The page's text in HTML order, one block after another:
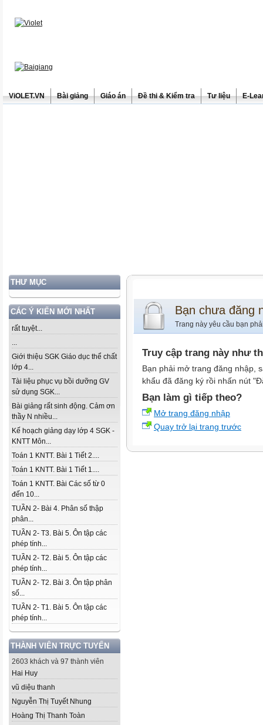
ViOLET.VN Bài giảng Giáo án Đề thi & Kiểm tra Tư liệu E-
THƯ MỤC
CÁC Ý KIẾN MỚI NHẤT
rất tuyệt...
...
Giới thiệu SGK Giáo dục thể chất
lớp 4...
Tài liệu phục vụ bồi dưỡng GV
sử dụng SGK...
Bài giảng rất sinh động. Cảm ơn
thầy N nhiều...
Kế hoạch giảng dạy lớp 4 SGK -
KNTT Môn...
Toán 1 KNTT. Bài 1 Tiết 2....
Toán 1 KNTT. Bài 1 Tiết 1....
Toán 1 KNTT. Bài Các số từ 0
đến 10...
TUẦN 2- Bài 4. Phân số thập
phân...
TUẦN 2- T3. Bài 5. Ôn tập các
phép tính...
TUẦN 2- T2. Bài 5. Ôn tập các
phép tính...
TUẦN 2- T2. Bài 3. Ôn tập phân
số...
TUẦN 2- T1. Bài 5. Ôn tập các
phép tính...
THÀNH VIÊN TRỰC TUYẾN
2603 khách và 97 thành viên
Hai Huy
vũ diệu thanh
Nguyễn Thị Tuyết Nhung
Hoàng Thị Thanh Toàn
Bạn chưa đăng
Trang này yêu cầu bạn
Truy cập trang này như
Bạn phải mở trang đăng nhập,
khẩu đã đăng ký rồi nhấn nút
Bạn làm gì tiếp theo?
Mở trang đăng nhập
Quay trở lại trang trước